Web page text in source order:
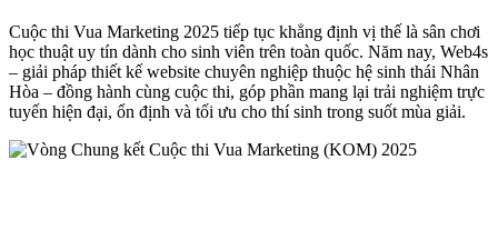
Cuộc thi Vua Marketing 2025 tiếp tục khẳng định vị thế là sân chơi
học thuật uy tín dành cho sinh viên trên toàn quốc. Năm nay, Web4s
– giải pháp thiết kế website chuyên nghiệp thuộc hệ sinh thái Nhân
Hòa – đồng hành cùng cuộc thi, góp phần mang lại trải nghiệm trực
tuyến hiện đại, ổn định và tối ưu cho thí sinh trong suốt mùa giải.